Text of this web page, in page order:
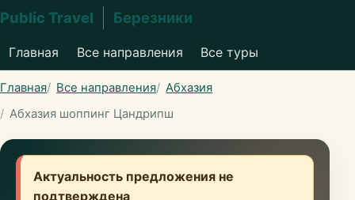
Public Travel Березники
Главная Все направления Все туры
Главная Все направления
Абхазия
Абхазия шоппинг Цандрипш
Актуальность предложения не
подтверждена